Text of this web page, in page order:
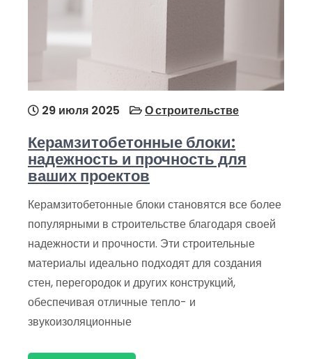
29 июля 2025 О строительстве
Керамзитобетонные блоки:
надежность и прочность для
ваших проектов
Керамзитобетонные блоки становятся все более
популярными в строительстве благодаря своей
надежности и прочности. Эти строительные
материалы идеально подходят для создания
стен, перегородок и других конструкций,
обеспечивая отличные тепло- и
звукоизоляционные